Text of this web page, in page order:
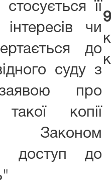
її
чи
до
суду з
про
такої копії
Законом
доступ до